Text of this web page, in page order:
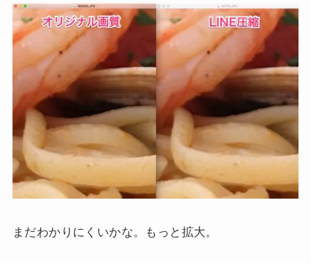
まだわかりにくいかな。もっと拡大。